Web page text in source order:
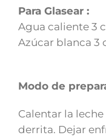
Para Glasear :
Agua caliente 3
Azúcar blanca 3
Modo de
Calentar la
derrita. Dejar